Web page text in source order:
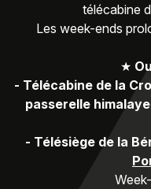
télécabine
Les week-ends
★
- Télécabine de la
passerelle
- Télésiège de la